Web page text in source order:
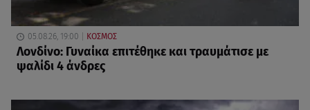
05.08.26, 19:00 ΚΟΣΜΟΣ
Λονδίνο: Γυναίκα επιτέθηκε και τραυμάτισε με
ψαλίδι 4 άνδρες